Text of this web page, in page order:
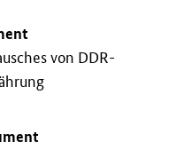
von DDR-